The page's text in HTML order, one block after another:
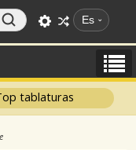
Es
tablaturas